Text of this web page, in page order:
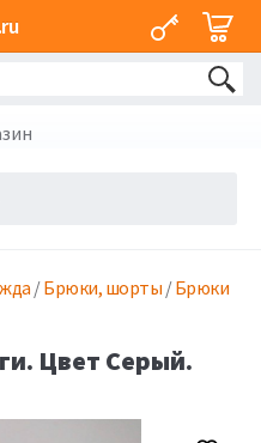
/Брюки, шорты /Брюки
Цвет Серый.